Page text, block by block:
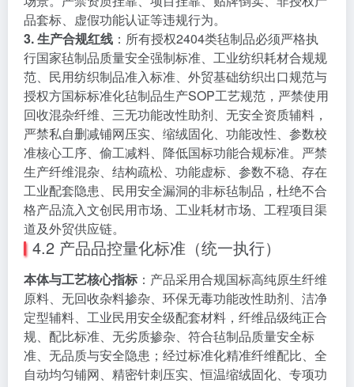
品套标、虚假功能认证等违规行为。
3. 生产合规红线 ：所有授权2404类毡制品必须严格执
行国家毡制品质量安全强制标准、工业纺织耗材合规规
范、民用纺织制品准入标准、外贸基础纺织出口规范与
授权方国标标准化毡制品生产SOP工艺规范，严禁使用
回收混杂纤维、三无功能改性助剂、无安全资质辅料，
严禁私自删减铺网压实、缩绒固化、功能改性、参数校
准核心工序、偷工减料、降低国标功能合规标准。严禁
生产纤维混杂、结构疏松、功能虚标、参数不稳、存在
工业配套隐患、民用安全漏洞的非标毡制品，杜绝不合
格产品流入文创民用市场、工业耗材市场、工程项目渠
道及外贸供应链。
4.2 产品品控量化标准（统一执行）
本体与工艺核心指标 ：产品采用合规国标高纯原生纤维
原料、无回收杂料掺杂、环保无毒功能改性助剂、洁净
定型辅料、工业民用安全级配套材料，纤维品级纯正合
规、配比标准、无劣质掺杂、符合毡制品质量安全标
准、无品质与安全隐患；经过标准化精准纤维配比、全
自动均匀铺网、精密针刺压实、恒温缩绒固化、专项功